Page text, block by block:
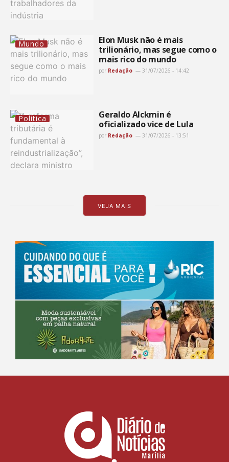
Mundo
Elon Musk não é mais
trilionário, mas segue como o
mais rico do mundo
por Redação 31/07/2026 - 14:42
Política
Geraldo Alckmin é
oficializado vice de Lula
por Redação 31/07/2026 - 13:51
VEJA MAIS